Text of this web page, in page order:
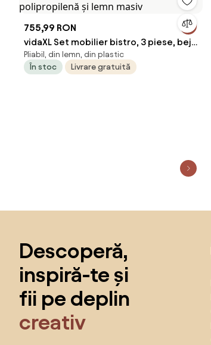
755,99 RON
vidaXL Set mobilier bistro, 3 piese, bej,
polipropilenă și lemn masiv
Pliabil, din lemn, din plastic
În stoc
Livrare gratuită
Descoperă,
inspiră-te și
fii pe deplin
creativ